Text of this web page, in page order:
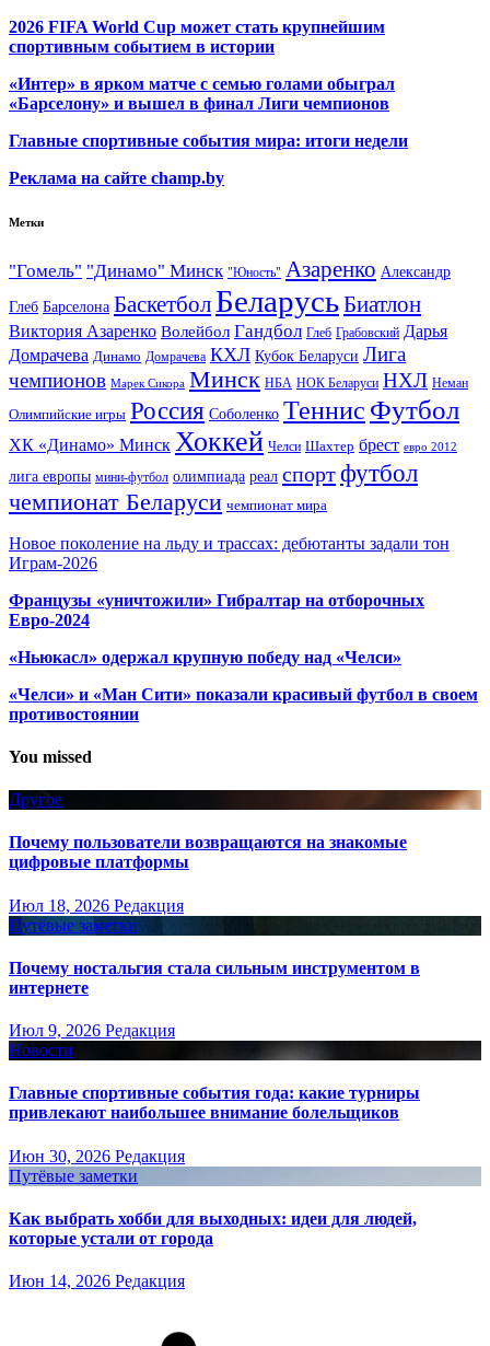
2026 FIFA World Cup может стать крупнейшим
спортивным событием в истории
«Интер» в ярком матче с семью голами обыграл
«Барселону» и вышел в финал Лиги чемпионов
Главные спортивные события мира: итоги недели
Реклама на сайте champ.by
Метки
"Гомель" "Динамо" Минск "Юность" Азаренко Александр
Глеб Барселона Баскетбол БеларусьБиатлон
Виктория Азаренко Волейбол Гандбол Глеб Грабовский Дарья
Домрачева Динамо Домрачева КХЛ Кубок Беларуси Лига
чемпионов Марек Сикора Минск НБА НОК Беларуси НХЛ Неман
Олимпийские игры Россия Соболенко Теннис Футбол
ХК «Динамо» Минск Хоккей Челси Шахтер брест евро 2012
лига европы мини-футбол олимпиада реал спортфутбол
чемпионат Беларуси чемпионат мира
Новое поколение на льду и трассах: дебютанты задали тон
Играм-2026
Французы «уничтожили» Гибралтар на отборочных
Евро-2024
«Ньюкасл» одержал крупную победу над «Челси»
«Челси» и «Ман Сити» показали красивый футбол в своем
противостоянии
You missed
Другое
Почему пользователи возвращаются на знакомые
цифровые платформы
Июл 18, 2026 Редакция
Путёвые заметки
Почему ностальгия стала сильным инструментом в
интернете
Июл 9, 2026 Редакция
Новости
Главные спортивные события года: какие турниры
привлекают наибольшее внимание болельщиков
Июн 30, 2026 Редакция
Путёвые заметки
Как выбрать хобби для выходных: идеи для людей,
которые устали от города
Июн 14, 2026 Редакция